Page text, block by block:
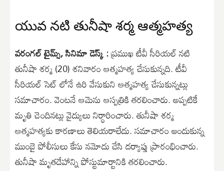
యువ నటి తునీషా శర్మ ఆత్మహత్య
వరంగల్ టైమ్స్, సినిమా డెస్క్ :ప్రముఖ టీవీ సీరియల్ నటి
తునీషా శర్మ (20) శనివారం ఆత్మహత్య చేసుకున్నది. టీవీ
సీరియల్ సెట్ లోనే ఉరి వేసుకుని ఆత్మహత్య చేసుకున్నట్లు
సమాచారం. వెంటనే ఆమెను ఆస్పత్రికి తరలించారు. అప్పటికే
మృతి చెందినట్లు వైద్యులు నిర్ధారించారు. తునీషా శర్మ
ఆత్మహత్యకు కారణాలు తెలియరాలేదు. సమాచారం అందుకున్న
ముంబై పోలీసులు కేసు నమోదు చేసి దర్యాప్తు ప్రారంభించారు.
తునీషా మృతదేహాన్ని పోస్టుమార్టానికి తరలించారు.